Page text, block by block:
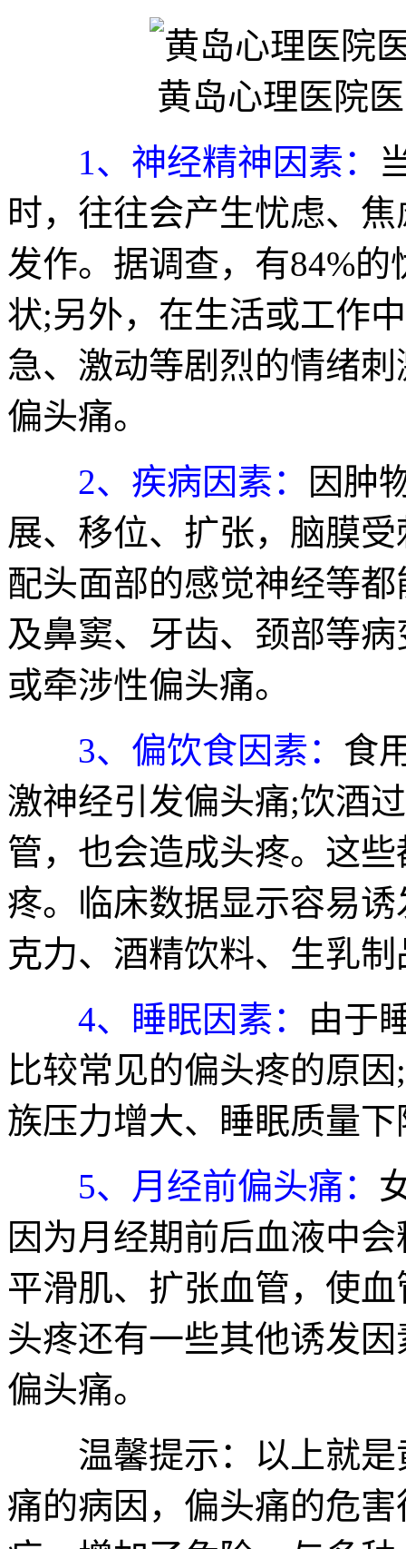
黄岛心理医院
1、神经精神因素：
时，往往会产生忧虑、
发作。据调查，有84%
状;另外，在生活或工作
急、激动等剧烈的情绪
偏头痛。
2、疾病因素：
因肿
展、移位、扩张，脑膜
配头面部的感觉神经等
及鼻窦、牙齿、颈部等
或牵涉性偏头痛。
3、偏饮食因素： 食
激神经引发偏头痛;饮酒
管，也会造成头疼。这
疼。临床数据显示容易
克力、酒精饮料、生乳
4、睡眠因素： 由于
比较常见的偏头疼的原
族压力增大、睡眠质量
5、月经前偏头痛：
因为月经期前后血液中
平滑肌、扩张血管，使
头疼还有一些其他诱发
偏头痛。
温馨提示：以上就是
痛的病因，偏头痛的危